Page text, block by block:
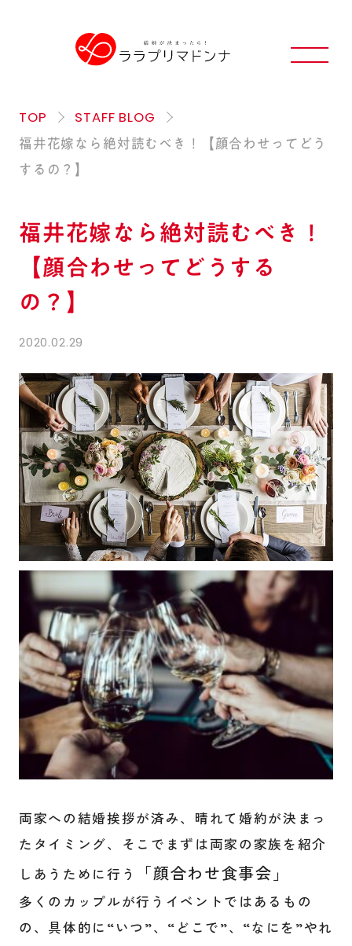
TOP STAFF BLOG
福井花嫁なら絶対読むべき！【顔合わせってどう
するの？】
福井花嫁なら絶対読むべき！
【顔合わせってどうする
の？】
2020.02.29
両家への結婚挨拶が済み、晴れて婚約が決まっ
たタイミング、そこでまずは両家の家族を紹介
しあうために行う
「顔合わせ食事会」
多くのカップルが行うイベントではあるもの
の、具体的に“いつ”、“どこで”、“なにを”やれ